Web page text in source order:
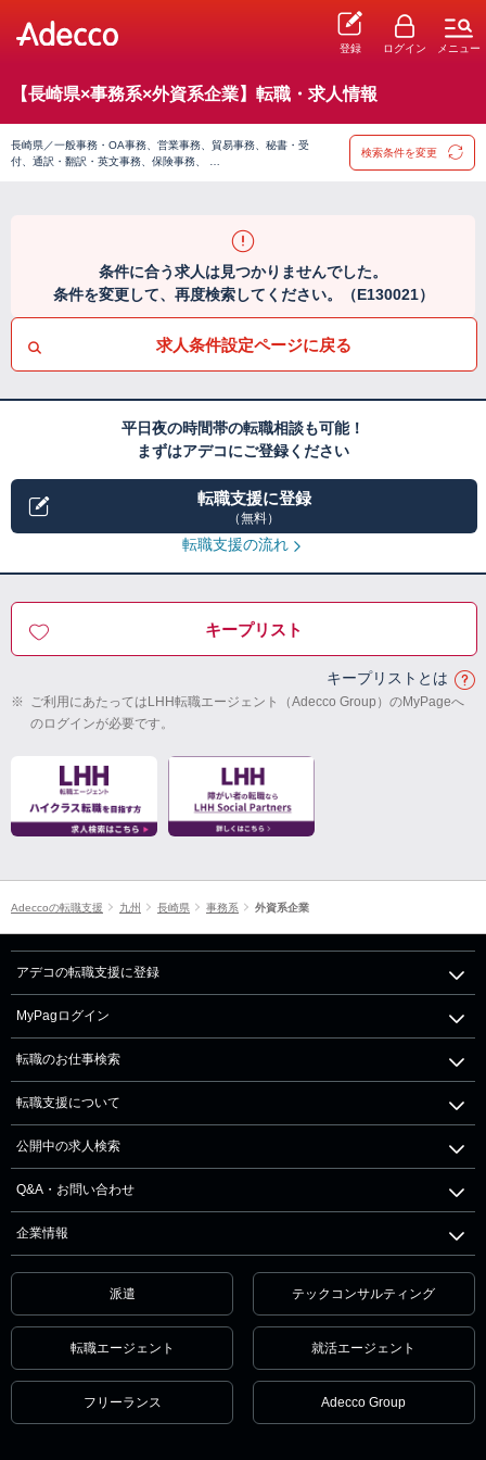
登録 ログイン メニュー
【長崎県×事務系×外資系企業】転職・求人情報
長崎県／一般事務・OA事務、営業事務、貿易事務、秘書・受
付、通訳・翻訳・英文事務、保険事務、 …
検索条件を変更
条件に合う求人は見つかりませんでした。
条件を変更して、再度検索してください。（E130021）
求人条件設定ページに戻る
平日夜の時間帯の転職相談も可能！
まずはアデコにご登録ください
転職支援に登録
（無料）
転職支援の流れ
キープリスト
キープリストとは
※ ご利用にあたってはLHH転職エージェント（Adecco Group）のMyPageへ
のログインが必要です。
Adeccoの転職支援 九州 長崎県 事務系 外資系企業
アデコの転職支援に登録
MyPagログイン
転職のお仕事検索
転職支援について
公開中の求人検索
Q&A・お問い合わせ
企業情報
派遣 テックコンサルティング
転職エージェント 就活エージェント
フリーランス Adecco Group